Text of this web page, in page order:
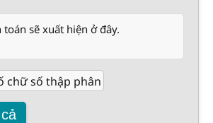
sẽ xuất hiện ở đây.
chữ số thập phân